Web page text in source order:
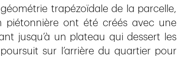
trapézoïdale de la parcelle,
piétonnière ont été créés avec une
jusqu’à un plateau qui dessert les
sur l’arrière du quartier pour